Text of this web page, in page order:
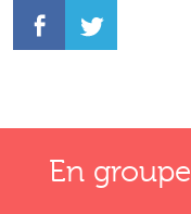
En groupe